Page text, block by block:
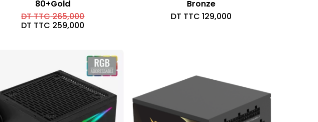
80+Gold
DT TTC265,000Le
TTC 265,000.
DT TTC 259,000
DT
TTC 259,000.
Bronze
DT TTC 129,000